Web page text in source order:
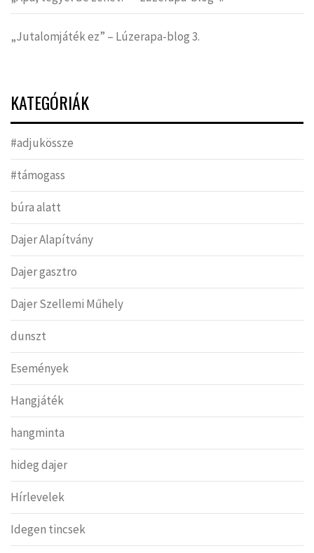
„Jutalomjáték ez” – Lúzerapa-blog 3.
KATEGÓRIÁK
#adjukössze
#támogass
búra alatt
Dajer Alapítvány
Dajer gasztro
Dajer Szellemi Műhely
dunszt
Események
Hangjáték
hangminta
hideg dajer
Hírlevelek
Idegen tincsek